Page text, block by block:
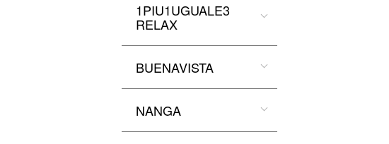
1PIU1UGUALE3
RELAX
BUENAVISTA
NANGA